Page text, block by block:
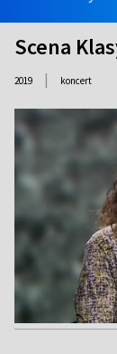
Scena
2019 | koncert